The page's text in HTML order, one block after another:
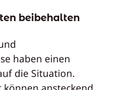
beibehalten
haben einen
die Situation.